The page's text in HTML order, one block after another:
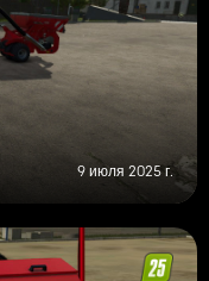
9 июля 2025 г.